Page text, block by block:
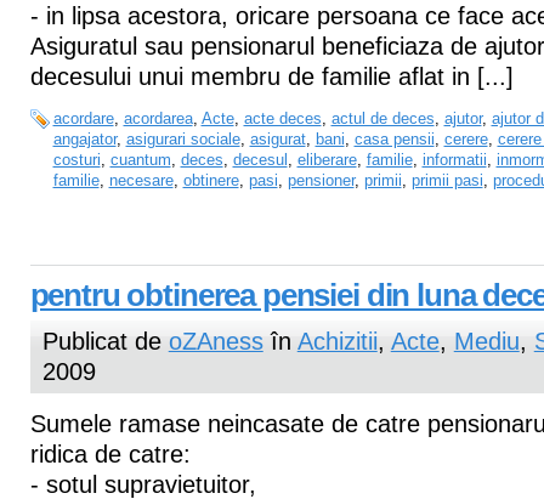
- in lipsa acestora, oricare persoana ce face
Asiguratul sau pensionarul beneficiaza de
decesului unui membru de familie aflat in [...]
acordare, acordarea, Acte, acte deces actul de deces ajutor, ajutor
angajator, asigurari sociale, asigurat, bani casa pensii cerere,
costuri cuantum deces decesul eliberare, familie, informatii
familie, necesare, obtinere, pasi pensioner, primii primii pasi
pentru obtinerea pensiei din luna
Publicat de oZAnessîn Achizitii, Acte, Mediu,
2009
Sumele ramase neincasate de catre
ridica de catre:
- sotul supravietuitor,